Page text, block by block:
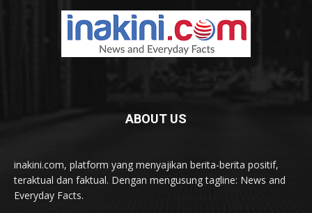
ABOUT US
inakini.com, platform yang menyajikan berita-berita positif,
teraktual dan faktual. Dengan mengusung tagline: News and
Everyday Facts.